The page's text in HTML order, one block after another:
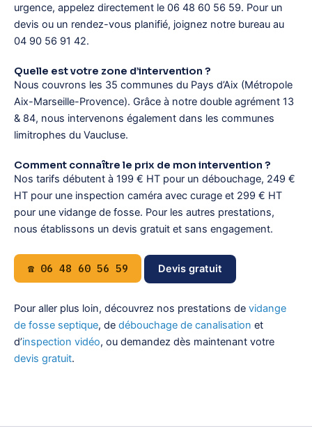
urgence, appelez directement le 06 48 60 56 59. Pour un
devis ou un rendez-vous planifié, joignez notre bureau au
04 90 56 91 42.
Quelle est votre zone d’intervention ?
Nous couvrons les 35 communes du Pays d’Aix (Métropole
Aix-Marseille-Provence). Grâce à notre double agrément 13
& 84, nous intervenons également dans les communes
limitrophes du Vaucluse.
Comment connaître le prix de mon intervention ?
Nos tarifs débutent à 199 € HT pour un débouchage, 249 €
HT pour une inspection caméra avec curage et 299 € HT
pour une vidange de fosse. Pour les autres prestations,
nous établissons un devis gratuit et sans engagement.
☎ 06 48 60 56 59 Devis gratuit
Pour aller plus loin, découvrez nos prestations de vidange
de fosse septique, de débouchage de canalisation et
d’inspection vidéo, ou demandez dès maintenant votre
devis gratuit.